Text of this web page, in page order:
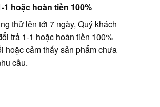
1 hoặc hoàn tiền 100%
thử lên tới 7 ngày, Quý khách
trả 1-1 hoặc hoàn tiền 100%
hoặc cảm thấy sản phẩm chưa
cầu.